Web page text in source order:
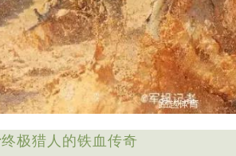
终极猎人的铁血传奇